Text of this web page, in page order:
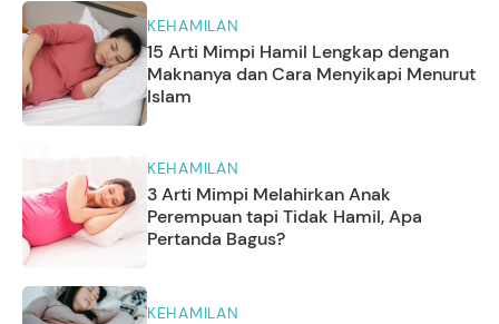
KEHAMILAN
15 Arti Mimpi Hamil Lengkap dengan
Maknanya dan Cara Menyikapi Menurut
Islam
KEHAMILAN
3 Arti Mimpi Melahirkan Anak
Perempuan tapi Tidak Hamil, Apa
Pertanda Bagus?
KEHAMILAN